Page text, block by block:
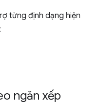
từng định dạng hiện
ngăn xếp